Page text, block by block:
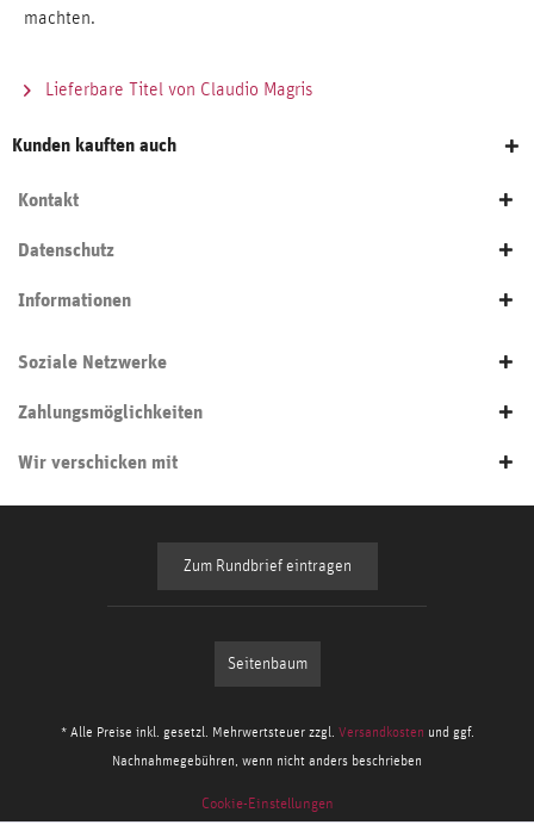
machten.
Lieferbare Titel von Claudio Magris
Kunden kauften auch
Kontakt
Datenschutz
Informationen
Soziale Netzwerke
Zahlungsmöglichkeiten
Wir verschicken mit
Zum Rundbrief eintragen
Seitenbaum
* Alle Preise inkl. gesetzl. Mehrwertsteuer zzgl. Versandkosten und ggf.
Nachnahmegebühren, wenn nicht anders beschrieben
Cookie-Einstellungen